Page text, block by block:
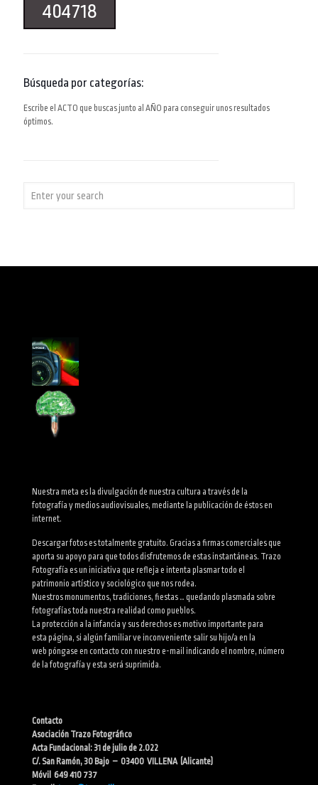
404718
Búsqueda por categorías:
Escribe el ACTO que buscas junto al AÑO para conseguir unos resultados
óptimos.
Nuestra meta es la divulgación de nuestra cultura a través de la
fotografía y medios audiovisuales, mediante la publicación de éstos en
internet.
Descargar fotos es totalmente gratuito. Gracias a firmas comerciales que
aporta su apoyo para que todos disfrutemos de estas instantáneas. Trazo
Fotografía es un iniciativa que refleja e intenta plasmar todo el
patrimonio artístico y sociológico que nos rodea.
Nuestros monumentos, tradiciones, fiestas … quedando plasmada sobre
fotografías toda nuestra realidad como pueblos.
La protección a la infancia y sus derechos es motivo importante para
esta página, si algún familiar ve inconveniente salir su hijo/a en la
web póngase en contacto con nuestro e-mail indicando el nombre, número
de la fotografía y esta será suprimida.
Contacto
Asociación Trazo Fotográfico
Acta Fundacional: 31 de julio de 2.022
C/. San Ramón, 30 Bajo – 03400 VILLENA (Alicante)
Móvil 649 410 737